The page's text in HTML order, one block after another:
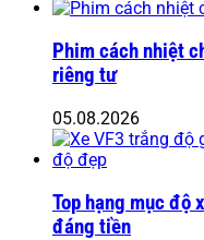
Phim cách nhiệt
riêng tư
05.08.2026
Top hạng mục độ
đáng tiền